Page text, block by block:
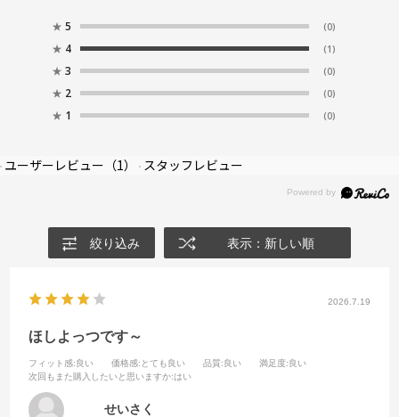
★ 5 (0)
★ 4 (1)
★ 3 (0)
★ 2 (0)
★ 1 (0)
ユーザーレビュー （1） スタッフレビュー
絞り込み 表示：新しい順
2026.7.19
ほしよっつです～
フィット感:良い 価格感:とても良い 品質:良い 満足度:良い
次回もまた購入したいと思いますか:はい
せいさく